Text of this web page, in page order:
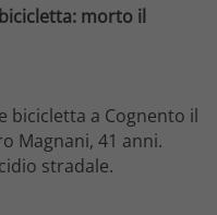
morto il
bicicletta a Cognento il
Magnani, 41 anni.
stradale.